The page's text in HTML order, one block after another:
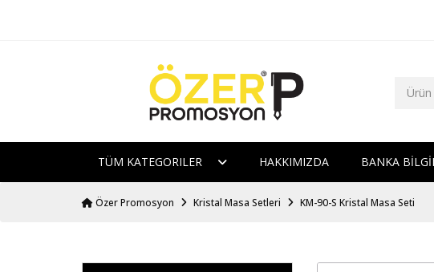
TÜM KATEGORILER HAKKIMIZDA BANKA
Özer Promosyon Kristal Masa Setleri KM-90-S Kristal Masa Seti